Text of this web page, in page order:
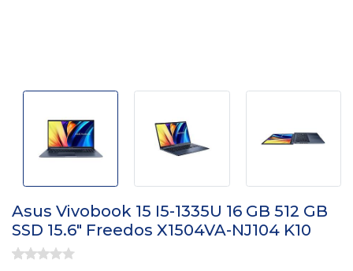
Asus Vivobook 15 I5-1335U 16 GB 512 GB
SSD 15.6" Freedos X1504VA-NJ104 K10